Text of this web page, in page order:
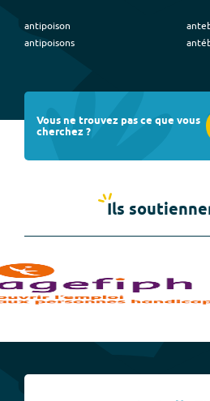
antipoison
antipoisons
Vous ne trouvez pas ce que vous
cherchez ?
Ils